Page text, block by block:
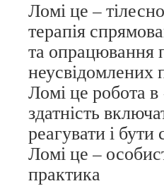
Ломі це –
терапія
та опрацювання
неусвідомлених
Ломі це робота в
здатність
реагувати і
Ломі це –
практика